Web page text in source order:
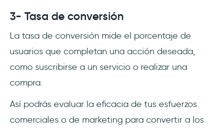
3- Tasa de conversión
La tasa de conversión mide el porcentaje de
usuarios que completan una acción deseada,
como suscribirse a un servicio o realizar una
compra.
Así podrás evaluar la eficacia de tus esfuerzos
comerciales o de marketing para convertir a los